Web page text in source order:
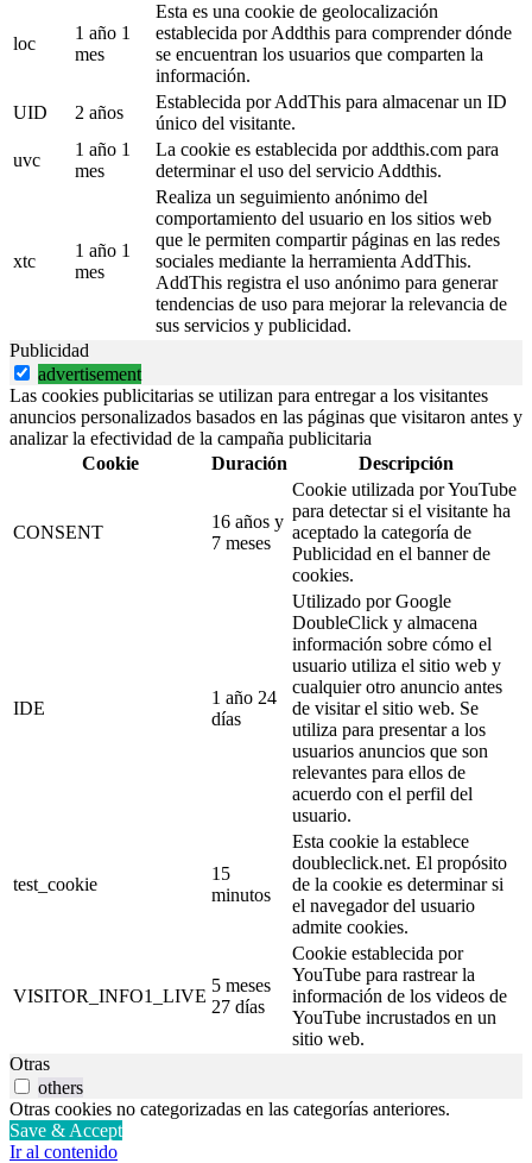
loc
1 año 1
mes
Esta es una cookie de geolocalización
establecida por Addthis para comprender dónde
se encuentran los usuarios que comparten la
información.
UID
2 años
Establecida por AddThis para almacenar un ID
único del visitante.
uvc
1 año 1
mes
La cookie es establecida por addthis.com para
determinar el uso del servicio Addthis.
xtc
1 año 1
mes
Realiza un seguimiento anónimo del
comportamiento del usuario en los sitios web
que le permiten compartir páginas en las redes
sociales mediante la herramienta AddThis.
AddThis registra el uso anónimo para generar
tendencias de uso para mejorar la relevancia de
sus servicios y publicidad.
Publicidad
advertisement
Las cookies publicitarias se utilizan para entregar a los visitantes
anuncios personalizados basados en las páginas que visitaron antes y
analizar la efectividad de la campaña publicitaria
Cookie
Duración Descripción
CONSENT
16 años y
7 meses
Cookie utilizada por YouTube
para detectar si el visitante ha
aceptado la categoría de
Publicidad en el banner de
cookies.
IDE
1 año 24
días
Utilizado por Google
DoubleClick y almacena
información sobre cómo el
usuario utiliza el sitio web y
cualquier otro anuncio antes
de visitar el sitio web. Se
utiliza para presentar a los
usuarios anuncios que son
relevantes para ellos de
acuerdo con el perfil del
usuario.
test_cookie
15
minutos
Esta cookie la establece
doubleclick.net. El propósito
de la cookie es determinar si
el navegador del usuario
admite cookies.
VISITOR_INFO1_LIVE
5 meses
27 días
Cookie establecida por
YouTube para rastrear la
información de los videos de
YouTube incrustados en un
sitio web.
Otras
others
Otras cookies no categorizadas en las categorías anteriores.
Save & Accept
Ir al contenido